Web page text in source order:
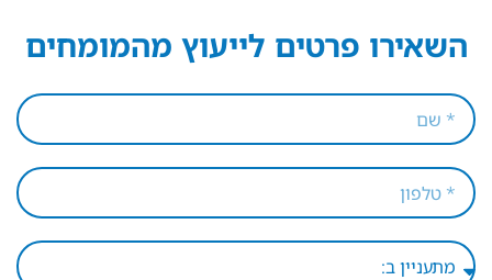
השאירו פרטים לייעוץ מהמומחים